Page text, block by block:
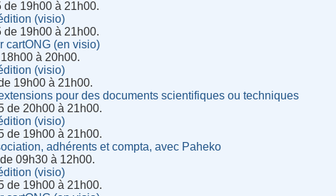
de 19h00 à 21h00.
(visio)
de 19h00 à 21h00.
cartONG (en visio)
à 20h00.
(visio)
19h00 à 21h00.
pour des documents scientifiques ou techniques
de 20h00 à 21h00.
(visio)
de 19h00 à 21h00.
adhérents et compta, avec Paheko
09h30 à 12h00.
(visio)
de 19h00 à 21h00.